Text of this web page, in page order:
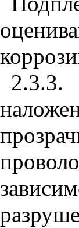
2.3.3.